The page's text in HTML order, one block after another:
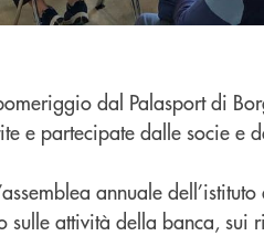
dal Palasport di
e partecipate dalle socie e
annuale
attività della banca, sui